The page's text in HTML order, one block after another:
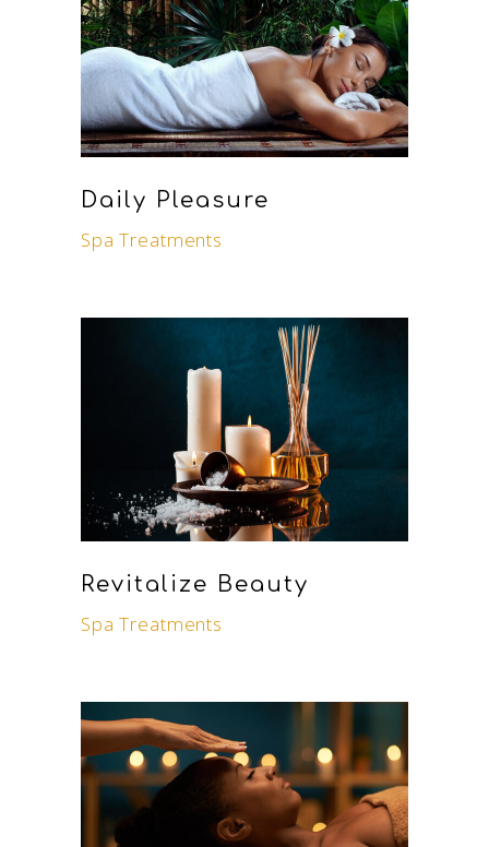
Daily Pleasure
Spa Treatments
Revitalize Beauty
Spa Treatments